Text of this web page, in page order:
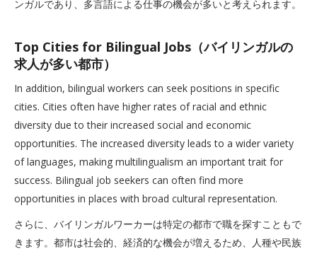
ンガルであり、多言語による仕事の機会が多いと考えられます。
Top Cities for Bilingual Jobs（バイリンガルの
求人が多い都市）
In addition, bilingual workers can seek positions in specific
cities. Cities often have higher rates of racial and ethnic
diversity due to their increased social and economic
opportunities. The increased diversity leads to a wider variety
of languages, making multilingualism an important trait for
success. Bilingual job seekers can often find more
opportunities in places with broad cultural representation.
さらに、バイリンガルワーカーは特定の都市で職を探すこともで
きます。都市は社会的、経済的な機会が増えるため、人種や民族